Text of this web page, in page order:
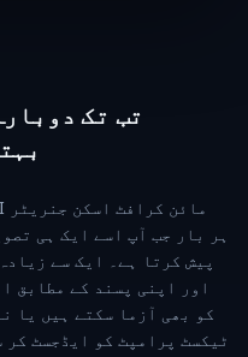
تب تک
ہر بار جب آپ اسے ایک ہی
پیش کرتا ہے۔ ایک سے
اور اپنی پسند کے مطابق
کو بھی آزما سکتے ہیں یا
ٹیکسٹ پرامپٹ کو ایڈجسٹ